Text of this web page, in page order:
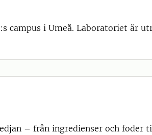
campus i Umeå. Laboratoriet är
– från ingredienser och foder